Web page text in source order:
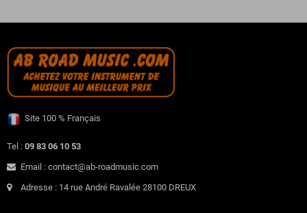
Site 100 % Français
Tel : 09 83 06 10 53
Email : contact@ab-roadmusic.com
Adresse : 14 rue André Ravalée 28100 DREUX